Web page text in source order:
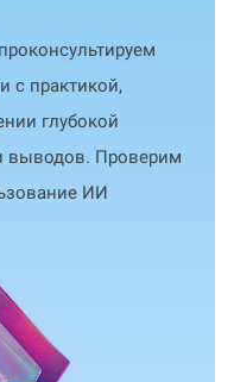
с практикой,
глубокой
выводов. Проверим
ИИ